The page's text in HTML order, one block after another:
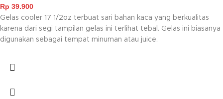
Rp 39.900
Gelas cooler 17 1/2oz terbuat sari bahan kaca yang berkualitas
karena dari segi tampilan gelas ini terlihat tebal. Gelas ini biasanya
digunakan sebagai tempat minuman atau juice.